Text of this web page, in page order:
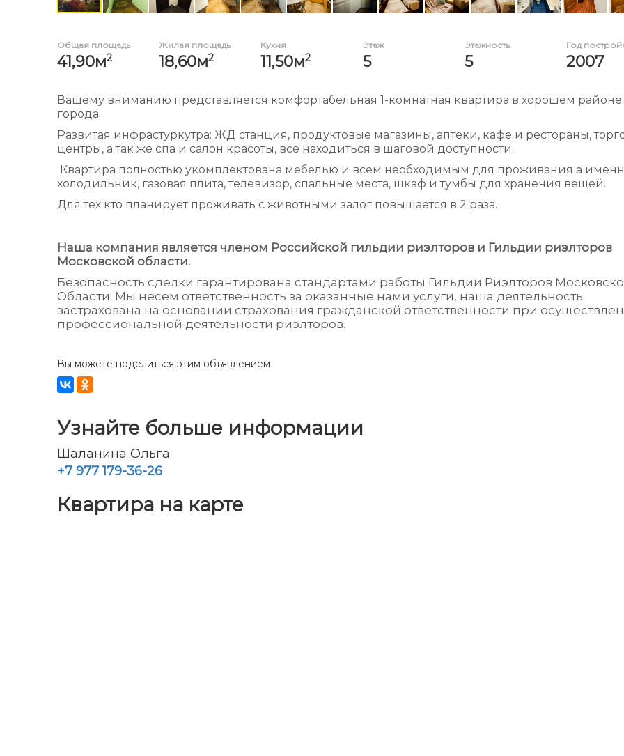
Общая площадь
41,90м2
Жилая площадь
18,60м2
Кухня
11,50м2
Этаж
5
Этажность
5
Год
2007
Вашему вниманию представляется комфортабельная 1-комнатная квартира в хорошем районе
города.
Развитая инфрастуркутра: ЖД станция, продуктовые магазины, аптеки, кафе и рестораны,
центры, а так же спа и салон красоты, все находиться в шаговой доступности.
Квартира полностью укомплектована мебелью и всем необходимым для проживания а
холодильник, газовая плита, телевизор, спальные места, шкаф и тумбы для хранения вещей.
Для тех кто планирует проживать с животными залог повышается в 2 раза.
Наша компания является членом Российской гильдии риэлторов и Гильдии риэлторов
Московской области.
Безопасность сделки гарантирована стандартами работы Гильдии Риэлторов
Области. Мы несем ответственность за оказанные нами услуги, наша деятельность
застрахована на основании страхования гражданской ответственности при
профессиональной деятельности риэлторов.
Вы можете поделиться этим объявлением
Узнайте больше информации
Шаланина Ольга
+7 977 179-36-26
Квартира на карте